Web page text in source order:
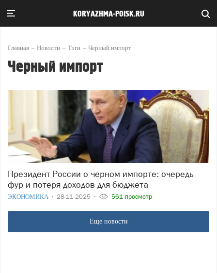
KORYAZHMA-POISK.RU
Главная Новости Тэги Черный импорт
Черный импорт
Президент России о черном импорте: очередь
фур и потеря доходов для бюджета
ЭКОНОМИКА 28-11-2025 561 просмотр
Еще новости